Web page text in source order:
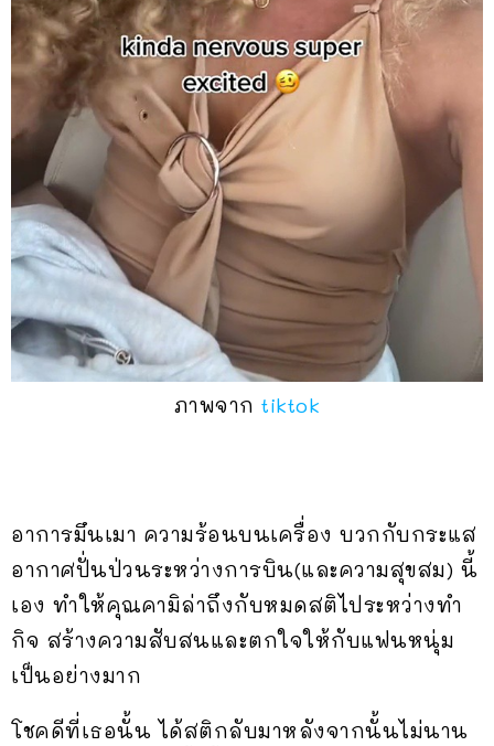
ภาพจากtiktok
อาการมึนเมา ความร้อนบนเครื่อง บวกกับกระแส
อากาศปั่นป่วนระหว่างการบิน(และความสุขสม) นี้
เอง ทำให้คุณคามิล่าถึงกับหมดสติไประหว่างทำ
กิจ สร้างความสับสนและตกใจให้กับแฟนหนุ่ม
เป็นอย่างมาก
โชคดีที่เธอนั้น ได้สติกลับมาหลังจากนั้นไม่นาน